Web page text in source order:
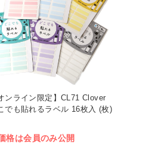
ンライン限定】CL71 Clover
でも貼れるラベル 16枚入 (枚)
格は会員のみ公開